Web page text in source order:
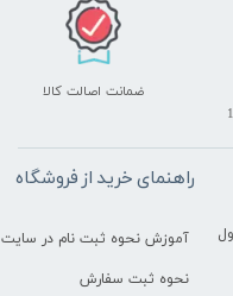
ضمانت اصالت کالا
راهنمای خرید از فروشگاه
آموزش نحوه ثبت نام در سایت
نحوه ثبت سفارش